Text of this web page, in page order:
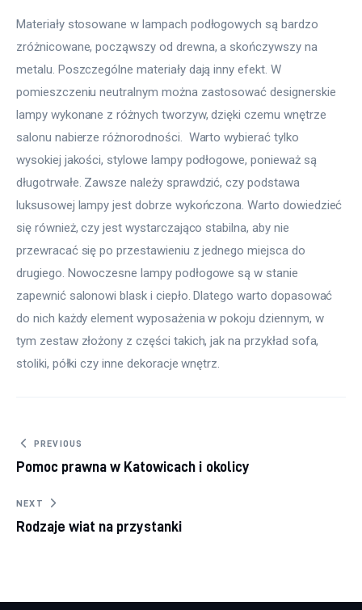
Materiały stosowane w lampach podłogowych są bardzo
zróżnicowane, począwszy od drewna, a skończywszy na
metalu. Poszczególne materiały dają inny efekt. W
pomieszczeniu neutralnym można zastosować designerskie
lampy wykonane z różnych tworzyw, dzięki czemu wnętrze
salonu nabierze różnorodności.  Warto wybierać tylko
wysokiej jakości, stylowe lampy podłogowe, ponieważ są
długotrwałe. Zawsze należy sprawdzić, czy podstawa
luksusowej lampy jest dobrze wykończona. Warto dowiedzieć
się również, czy jest wystarczająco stabilna, aby nie
przewracać się po przestawieniu z jednego miejsca do
drugiego. Nowoczesne lampy podłogowe są w stanie
zapewnić salonowi blask i ciepło. Dlatego warto dopasować
do nich każdy element wyposażenia w pokoju dziennym, w
tym zestaw złożony z części takich, jak na przykład sofa,
stoliki, półki czy inne dekoracje wnętrz.
Nawigacja
wpisu
PREVIOUS
Pomoc prawna w Katowicach i okolicy
NEXT
Rodzaje wiat na przystanki